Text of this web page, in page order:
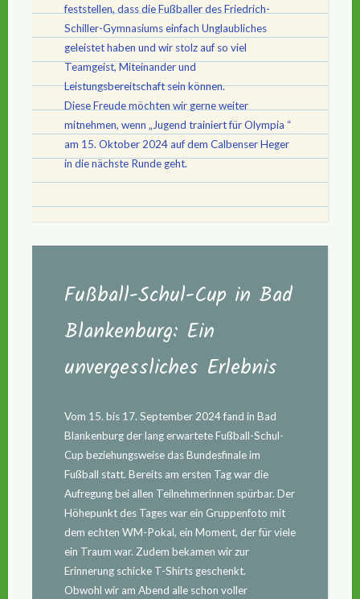
feststellen, dass die Fußballer des Friedrich-
Schiller-Gymnasiums einfach Unglaubliches
geleistet haben und wir stolz auf so viel
Teamgeist, Miteinander und
Leistungsbereitschaft sein können.
Diese Freude möchten wir gerne weiter
mitnehmen, wenn „Jugend trainiert für Olympia “
am 15. Oktober 2024 auf dem Calbenser Heger
in die nächste Runde geht.
Fußball-Schul-Cup in Bad
Blankenburg: Ein
unvergessliches Erlebnis
Vom 15. bis 17. September 2024 fand in Bad
Blankenburg der lang erwartete Fußball-Schul-
Cup beziehungsweise das Bundesfinale im
Fußball statt. Bereits am ersten Tag war die
Aufregung bei allen Teilnehmerinnen spürbar. Der
Höhepunkt des Tages war ein Gruppenfoto mit
dem echten WM-Pokal, ein Moment, der für viele
ein Traum war. Zudem bekamen wir zur
Erinnerung schicke T-Shirts geschenkt.
Obwohl wir am Abend alle schon voller